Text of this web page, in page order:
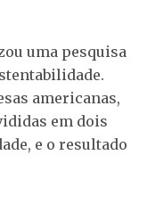
uma pesquisa
americanas,
em dois
e o resultado